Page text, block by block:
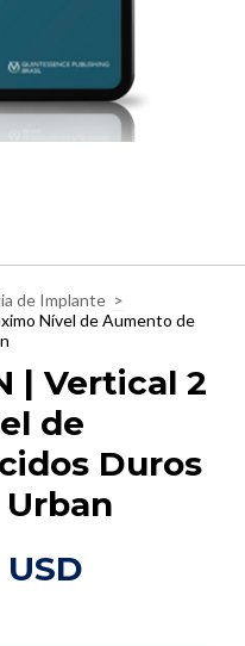
de Implante >
Nível de Aumento de
| Vertical 2
de
Duros
USD